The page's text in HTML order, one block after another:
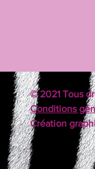
© 2021 Tous
Conditions
Création